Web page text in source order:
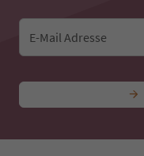
E-Mail Adresse